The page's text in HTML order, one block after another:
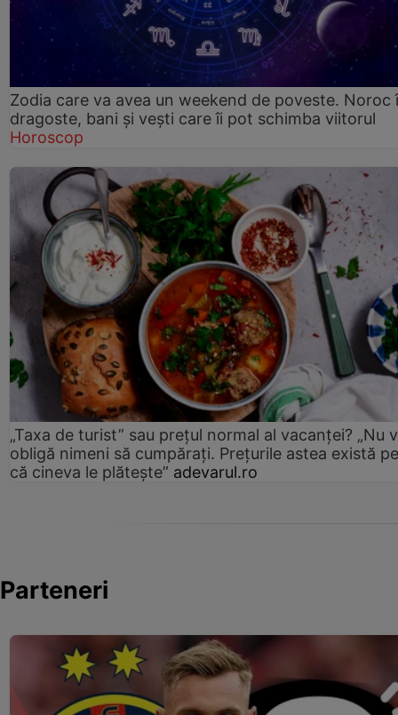
Zodia care va avea un weekend de poveste. Noroc
dragoste, bani și vești care îi pot schimba viitorul
Horoscop
„Taxa de turist” sau prețul normal al vacanței? „Nu
obligă nimeni să cumpărați. Prețurile astea există
că cineva le plătește” adevarul.ro
Parteneri